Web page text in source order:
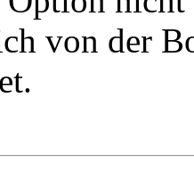
von der